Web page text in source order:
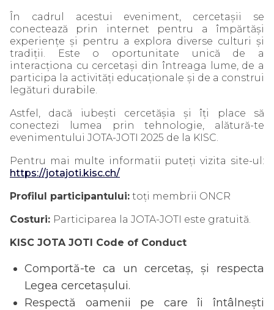
În cadrul acestui eveniment, cercetașii se
conectează prin internet pentru a împărtăși
experiențe și pentru a explora diverse culturi și
tradiții. Este o oportunitate unică de a
interacționa cu cercetași din întreaga lume, de a
participa la activități educaționale și de a construi
legături durabile.
Astfel, dacă iubești cercetășia și îți place să
conectezi lumea prin tehnologie, alătură-te
evenimentului JOTA-JOTI 2025 de la KISC.
Pentru mai multe informatii puteți vizita site-ul:
https://jotajoti.kisc.ch/
Profilul participantului: toți membrii ONCR
Costuri: Participarea la JOTA-JOTI este gratuită.
KISC JOTA JOTI Code of Conduct
Comportă-te ca un cercetaș, și respecta
Legea cercetașului.
Respectă oamenii pe care îi întâlnești